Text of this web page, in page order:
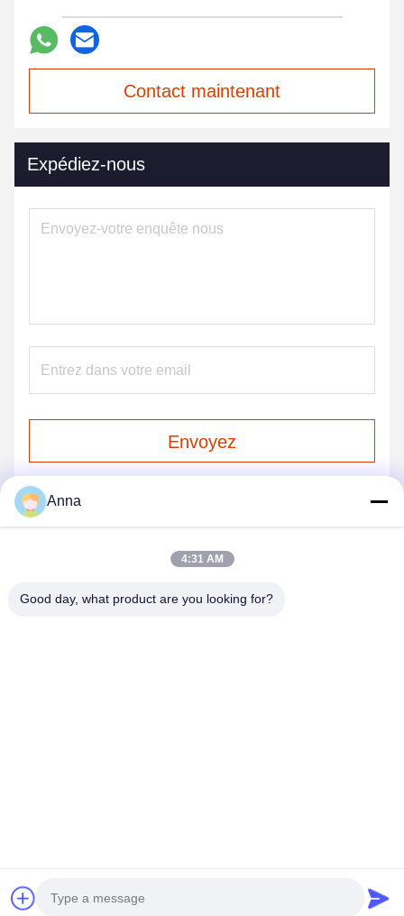
Contact maintenant
Expédiez-nous
Envoyez
Copyright 2026 Guangzhou Shenbaolai International Trade Co., Ltd. . Tous
Anna
4:31 AM
Good day, what product are you looking for?